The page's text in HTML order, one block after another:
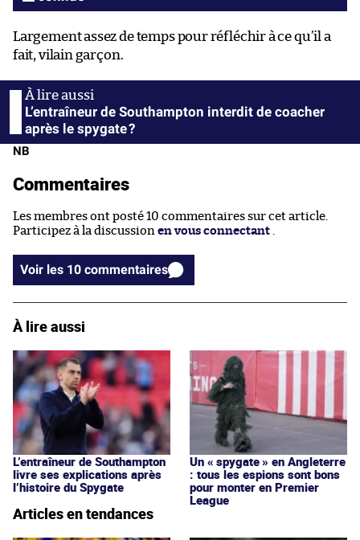
Largement assez de temps pour réfléchir à ce qu’il a
fait, vilain garçon.
L’entraîneur de Southampton interdit de coacher
après le spygate ?
NB
Commentaires
Les membres ont posté 10 commentaires sur cet article.
Participez à la discussion en vous connectant
Voir les 10 commentaires
À lire aussi
L’entraîneur de Southampton
livre ses explications après
l’histoire du Spygate
Un « spygate » en Angleterre
: tous les espions sont bons
pour monter en Premier
League
Articles en tendances